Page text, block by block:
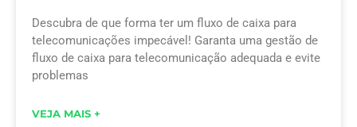
Descubra de que forma ter um fluxo de caixa para
telecomunicações impecável! Garanta uma gestão de
fluxo de caixa para telecomunicação adequada e evite
problemas
VEJA MAIS +